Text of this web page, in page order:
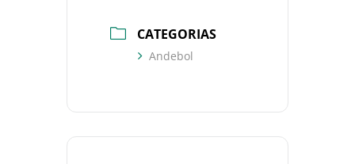
CATEGORIAS
Andebol